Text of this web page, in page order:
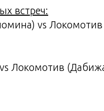
встреч:
vs Локомотив
Локомотив